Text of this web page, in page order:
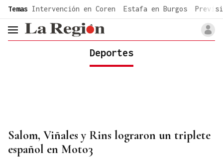
common.go-to-content
Temas Intervención en Coren Estafa en Burgos
header.menu.open
Deportes
Salom, Viñales y Rins lograron un triplete
español en Moto3